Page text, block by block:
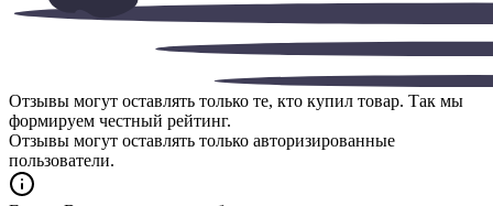
Отзывы могут оставлять только те, кто купил товар. Так мы
формируем честный рейтинг.
Отзывы могут оставлять только авторизированные
пользователи.